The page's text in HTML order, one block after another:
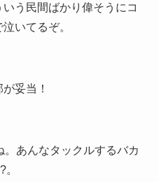
う民間ばかり偉そうにコ
いてるぞ。
妥当！
。あんなタックルするバカ